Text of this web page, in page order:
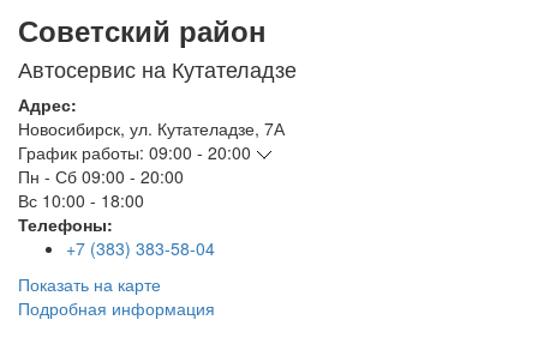
Советский район
Автосервис на Кутателадзе
Адрес:
Новосибирск, ул. Кутателадзе, 7А
График работы: 09:00 - 20:00
Пн - Сб 09:00 - 20:00
Вс 10:00 - 18:00
Телефоны:
+7 (383) 383-58-04
Показать на карте
Подробная информация